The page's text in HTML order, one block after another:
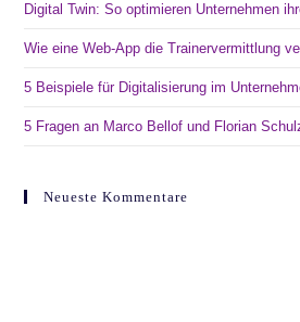
Digital Twin: So optimieren Unternehmen
Wie eine Web-App die Trainervermittlung
5 Beispiele für Digitalisierung im
5 Fragen an Marco Bellof und Florian
Neueste Kommentare